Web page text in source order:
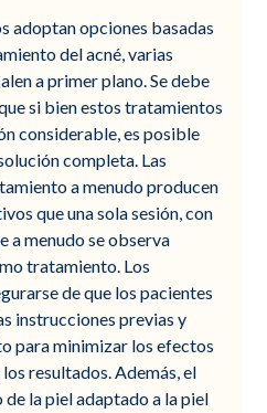
adoptan opciones basadas
del acné, varias
a primer plano. Se debe
si bien estos tratamientos
considerable, es posible
completa. Las
a menudo producen
que una sola sesión, con
a menudo se observa
tratamiento. Los
de que los pacientes
instrucciones previas y
para minimizar los efectos
resultados. Además, el
la piel adaptado a la piel